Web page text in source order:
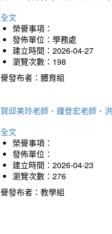
文
榮譽事項：
發佈單位：學務處
建立時間：2026-04-27
瀏覽次數：198
發布者：體育組
邱美玲老師、鍾登宏老師、
文
榮譽事項：
發佈單位：
建立時間：2026-04-23
瀏覽次數：276
發布者：教學組